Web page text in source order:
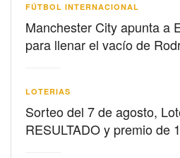
FÚTBOL INTERNACIONAL
Manchester City apunta a
para llenar el vacío de
LOTERIAS
Sorteo del 7 de agosto,
RESULTADO y premio de